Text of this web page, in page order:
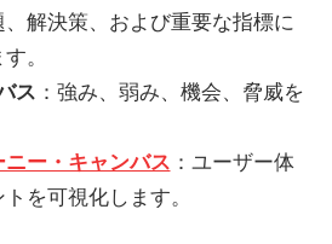
解決策、および重要な指標に
。
ス ：強み、弱み、機会、脅威を
ー・キャンバス ：ユーザー体
を可視化します。